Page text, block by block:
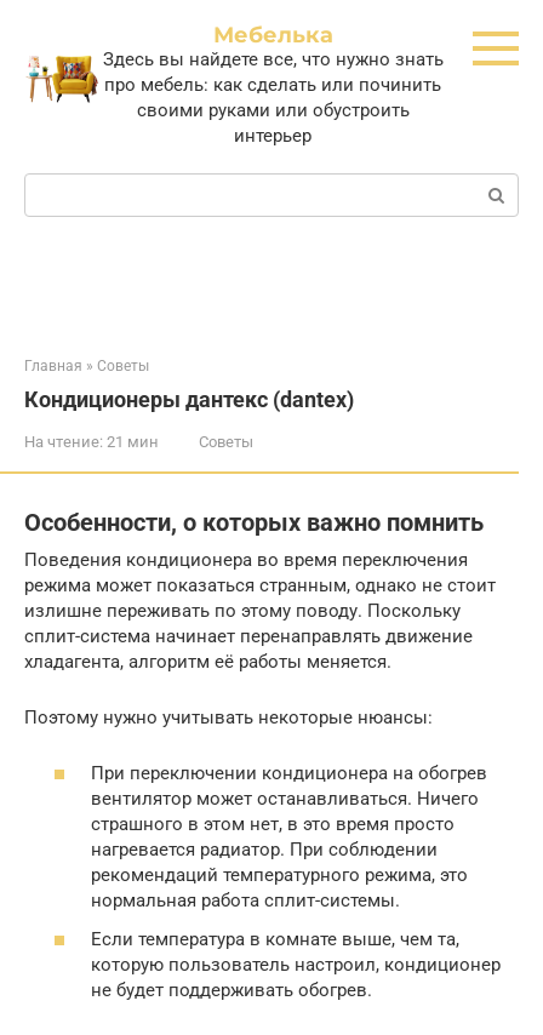
контенту
Мебелька
Здесь вы найдете все, что нужно знать
про мебель: как сделать или починить
своими руками или обустроить
интерьер
Поиск:
Главная » Советы
Кондиционеры дантекс (dantex)
На чтение: 21 мин Советы
Особенности, о которых важно помнить
Поведения кондиционера во время переключения
режима может показаться странным, однако не стоит
излишне переживать по этому поводу. Поскольку
сплит-система начинает перенаправлять движение
хладагента, алгоритм её работы меняется.
Поэтому нужно учитывать некоторые нюансы:
При переключении кондиционера на обогрев
вентилятор может останавливаться. Ничего
страшного в этом нет, в это время просто
нагревается радиатор. При соблюдении
рекомендаций температурного режима, это
нормальная работа сплит-системы.
Если температура в комнате выше, чем та,
которую пользователь настроил, кондиционер
не будет поддерживать обогрев.